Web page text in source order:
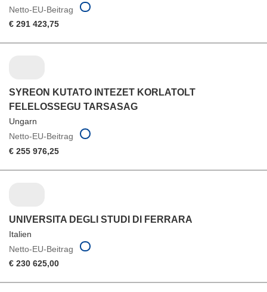
Netto-EU-Beitrag
€ 291 423,75
SYREON KUTATO INTEZET KORLATOLT
FELELOSSEGU TARSASAG
Ungarn
Netto-EU-Beitrag
€ 255 976,25
UNIVERSITA DEGLI STUDI DI FERRARA
Italien
Netto-EU-Beitrag
€ 230 625,00